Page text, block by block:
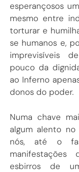
esperançosos
mesmo entre
torturar e
se humanos e,
imprevisíveis
pouco da
ao Inferno
donos do poder.
Numa chave
algum alento
nós, até o
esbirros de